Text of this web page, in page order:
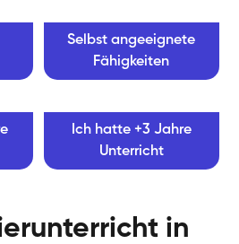
Selbst angeeignete
Fähigkeiten
Ich hatte +3 Jahre
Unterricht
in